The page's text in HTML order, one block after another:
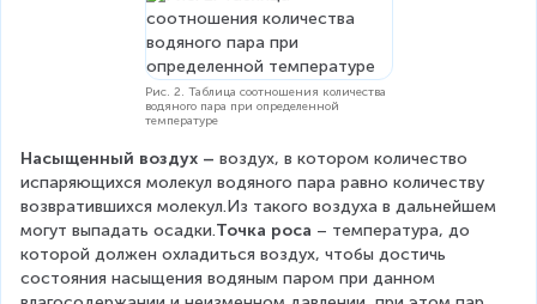
Рис. 2. Таблица соотношения количества
водяного пара при определенной
температуре
Насыщенный воздух – воздух, в котором количество
испаряющихся молекул водяного пара равно количеству
возвратившихся молекул.Из такого воздуха в дальнейшем
могут выпадать осадки.Точка роса – температура, до
которой должен охладиться воздух, чтобы достичь
состояния насыщения водяным паром при данном